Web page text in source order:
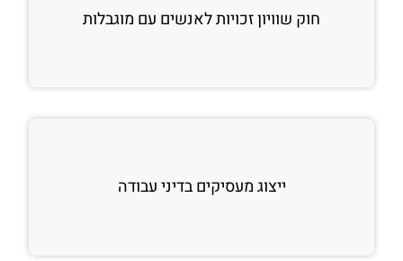
חוק שוויון זכויות לאנשים עם מוגבלות
ייצוג מעסיקים בדיני עבודה